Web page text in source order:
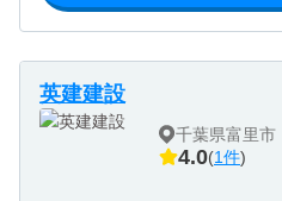
英建建設
千葉県富里市
4.0(1件)